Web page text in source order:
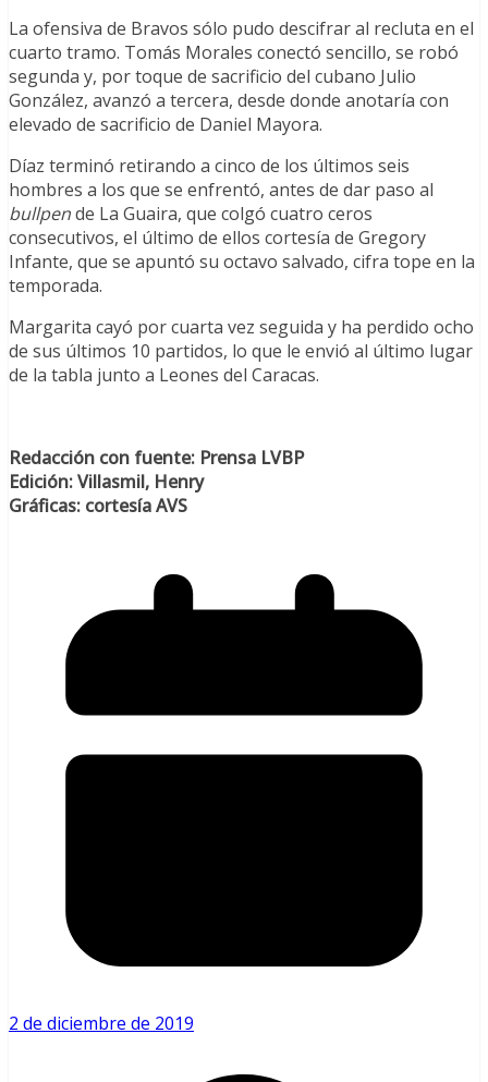
La ofensiva de Bravos sólo pudo descifrar al recluta en el
cuarto tramo. Tomás Morales conectó sencillo, se robó
segunda y, por toque de sacrificio del cubano Julio
González, avanzó a tercera, desde donde anotaría con
elevado de sacrificio de Daniel Mayora.
Díaz terminó retirando a cinco de los últimos seis
hombres a los que se enfrentó, antes de dar paso al
bullpende La Guaira, que colgó cuatro ceros
consecutivos, el último de ellos cortesía de Gregory
Infante, que se apuntó su octavo salvado, cifra tope en la
temporada.
Margarita cayó por cuarta vez seguida y ha perdido ocho
de sus últimos 10 partidos, lo que le envió al último lugar
de la tabla junto a Leones del Caracas.
Redacción con fuente: Prensa LVBP
Edición: Villasmil, Henry
Gráficas: cortesía AVS
2 de diciembre de 2019